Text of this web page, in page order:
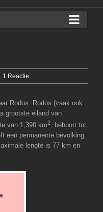
1 Reactie
Rodos. Rodos (vaak ook
grootste eiland van
van 1,390 km2, behoort tot
een permanente bevolking
lengte is 77 km en